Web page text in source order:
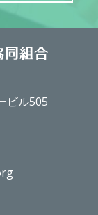
ビル505